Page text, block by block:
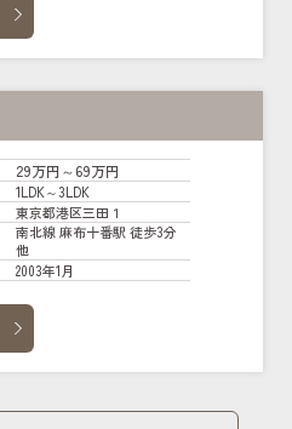
29万円～69万円
1LDK～3LDK
東京都港区三田１
南北線 麻布十番駅 徒歩3分
他
2003年1月